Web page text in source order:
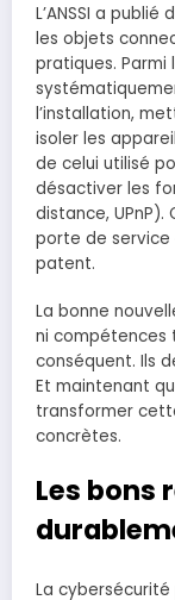
L’ANSSI a
les objets
pratiques. Parmi
l’installation,
isoler les
de celui utilisé
désactiver les
distance,
porte de service
patent.
La bonne
ni compétences
conséquent. Ils
Et maintenant
transformer
concrètes.
Les bons
La